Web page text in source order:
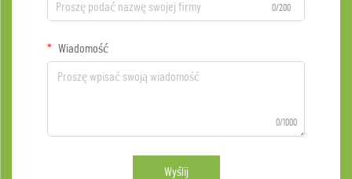
0/200
Wiadomość
0/1000
Wyślij